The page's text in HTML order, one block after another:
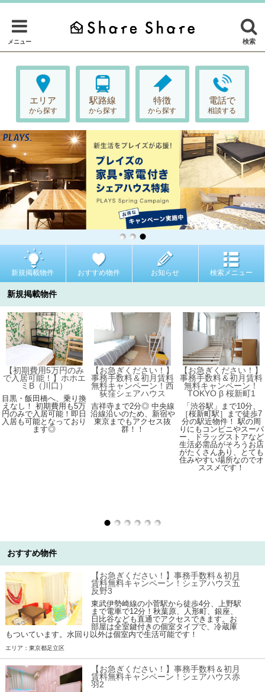
メニュー 検索
エリア
から探す
駅路線
から探す
特徴
から探す
電話で
相談する
新規掲載物件 おすすめ物件 お知らせ 検索メニュー
新規掲載物件
【初期費用5万円のみ
で入居可能！】ホホエ
ミB（川口）
目黒・飯田橋へ、乗り換
えなし！ 初期費用も5万
円のみで入居可能！即日
入居も可能となっており
ます◎
【お急ぎください！】
事務手数料＆初月賃料
無料キャンペーン！西
荻窪シェアハウス
吉祥寺まで2分◎ 中央線
沿線沿いのため、新宿や
東京までもアクセス抜
群！！
【お急ぎください！】
事務手数料＆初月賃料
無料キャンペーン！
TOKYO β 桜新町1
「渋谷駅」まで10分、
［桜新町駅］まで徒歩7
分の駅近物件！ 駅の周
りにもコンビニやスーパ
ー、ドラッグストアなど
生活必需品がそろうお店
がたくさんあり、とても
住みやすい場所なのでオ
ススメです！
おすすめ物件
【お急ぎください！】事務手数料＆初月
賃料無料キャンペーン！シェアハウス五
反野3
東武伊勢崎線の小菅駅から徒歩4分、上野駅
まで電車で12分！秋葉原、人形町、銀座、
日比谷なども直通でアクセスできます。お
部屋は全室鍵付きの個室タイプで、冷蔵庫
もついています。水回り以外は個室内で生活可能です！
エリア：東京都足立区
【お急ぎください！】事務手数料＆初月
賃料無料キャンペーン！シェアハウス赤
羽2